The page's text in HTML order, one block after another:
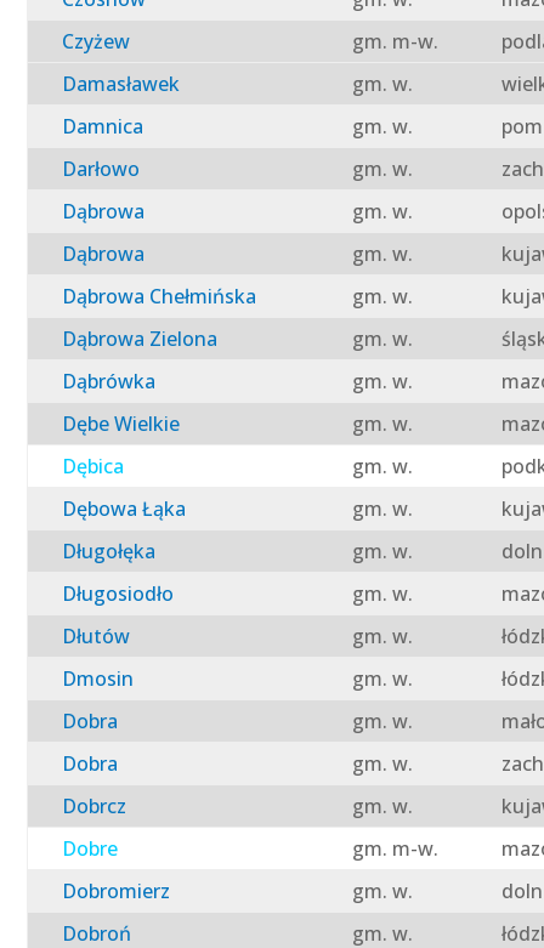
Czyżew
gm. m-w.
Damasławek
gm. w.
Damnica
gm. w.
Darłowo
gm. w.
Dąbrowa
gm. w.
Dąbrowa
gm. w.
Dąbrowa Chełmińska
gm. w.
Dąbrowa Zielona
gm. w.
Dąbrówka
gm. w.
Dębe Wielkie
gm. w.
Dębica
gm. w.
Dębowa Łąka
gm. w.
Długołęka
gm. w.
Długosiodło
gm. w.
Dłutów
gm. w.
Dmosin
gm. w.
Dobra
gm. w.
Dobra
gm. w.
Dobrcz
gm. w.
Dobre
gm. m-w.
Dobromierz
gm. w.
Dobroń
gm. w.